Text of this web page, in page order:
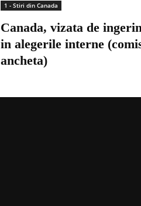
1 - Stiri din Canada
Canada, vizata de
in alegerile interne
ancheta)